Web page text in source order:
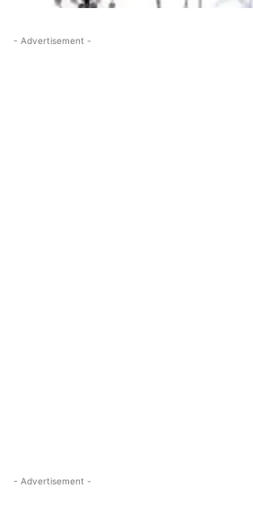
- Advertisement -
- Advertisement -